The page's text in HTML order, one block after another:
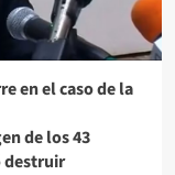
en el caso de la
de los 43
destruir